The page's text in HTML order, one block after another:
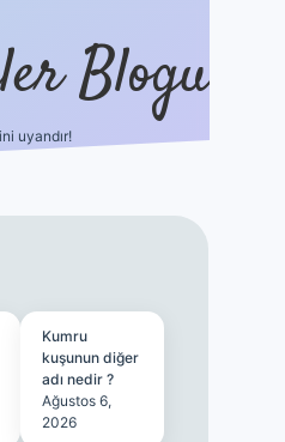
Blogu
uyandır!
Kumru
kuşunun diğer
adı nedir ?
Ağustos 6,
2026